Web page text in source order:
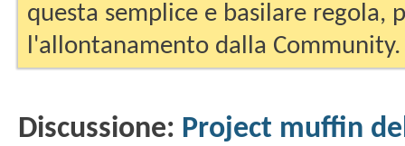
questa semplice e basilare regola,
l'allontanamento dalla Community.
Discussione: Project muffin